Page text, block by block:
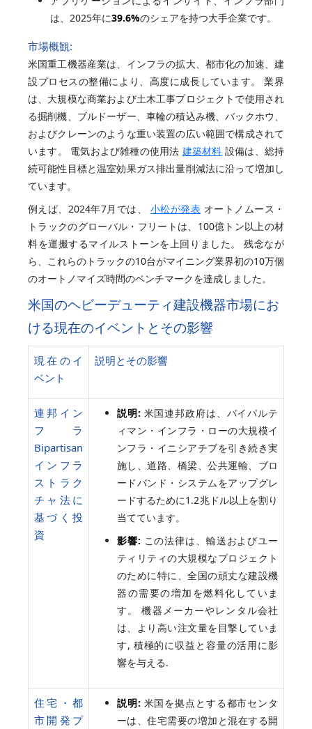
は、2025年に39.6%のシェアを持つ大手企業です。
市場概観:
米国重工機器産業は、インフラの拡大、都市化の加速、建
設プロセスの整備により、高度に成長しています。 業界
は、大規模な商業および土木工事プロジェクトで使用され
る掘削機、ブルドーザー、車輪の積込み機、バックホウ、
およびクレーンのような重い装置の広い範囲で構成されて
います。 電気および雑種の使用法 建築材料 設備は、総持
続可能性目標と温室効果ガス排出量削減法に沿って増加し
ています。
例えば、2024年7月では、 小松が発表 オートノムース・
トラックのグローバル・フリートは、100億トン以上の材
料を運搬するマイルストーンを上回りました。 残念なが
ら、これらのトラックの10台がマイニング業界初の10万個
のオートノマイズ時間のベンチマークを達成しました。
米国のヘビーデューティ建設機器市場にお
ける現在のイベントとその影響
現在のイ
ベント
説明とその影響
連邦イン
フラ
Bipartisan
インフラ
ストラク
チャ法に
基づく投
資
説明: 米国連邦政府は、バイパルテ
ィマン・インフラ・ローの大規模イ
ンフラ・イニシアチブを引き続き実
施し、道路、橋梁、公共運輸、ブロ
ードバンド・システムをアップグレ
ードするために1.2兆ドル以上を割り
当てています。
影響: この法律は、輸送およびユー
ティリティの大規模なプロジェクト
のために特に、全国の頑丈な建設機
器の需要の増加を燃料化していま
す。 機器メーカーやレンタル会社
は、より高い注文量を目撃していま
す, 積極的に収益と容量の活用に影
響を与える.
住宅・都
市開発プ
説明: 米国を拠点とする都市センタ
ーは、住宅需要の増加と混在する開